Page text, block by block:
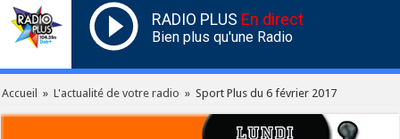
RADIO PLUS En direct
Bien plus qu'une Radio
Accueil » L'actualité de votre radio » Sport Plus du 6 février 2017